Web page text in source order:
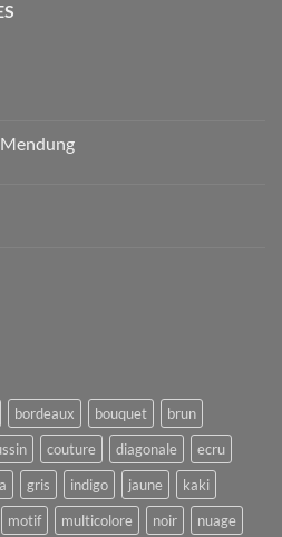
bordeaux bouquet
brun
couture diagonale
ecru
gris indigo jaune
kaki
motif multicolore noir
nuage